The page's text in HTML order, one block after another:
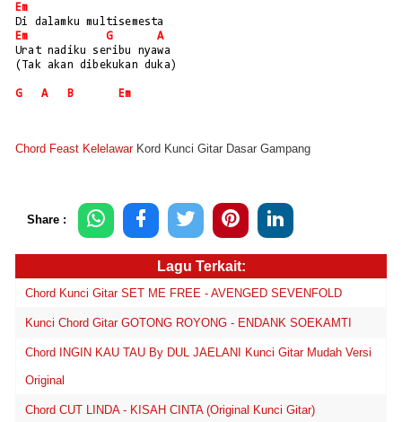
Em
Di dalamku multisemesta
Em
G
A
Urat nadiku seribu nyawa
(Tak akan dibekukan duka)
G A B Em
Chord Feast KelelawarKord Kunci Gitar Dasar Gampang
Share :
Lagu Terkait:
Chord Kunci Gitar SET ME FREE - AVENGED SEVENFOLD
Kunci Chord Gitar GOTONG ROYONG - ENDANK SOEKAMTI
Chord INGIN KAU TAU By DUL JAELANI Kunci Gitar Mudah Versi
Original
Chord CUT LINDA - KISAH CINTA (Original Kunci Gitar)